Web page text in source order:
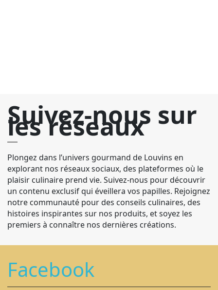
Suivez-nous sur
les réseaux
Plongez dans l’univers gourmand de Louvins en
explorant nos réseaux sociaux, des plateformes où le
plaisir culinaire prend vie. Suivez-nous pour découvrir
un contenu exclusif qui éveillera vos papilles. Rejoignez
notre communauté pour des conseils culinaires, des
histoires inspirantes sur nos produits, et soyez les
premiers à connaître nos dernières créations.
Facebook